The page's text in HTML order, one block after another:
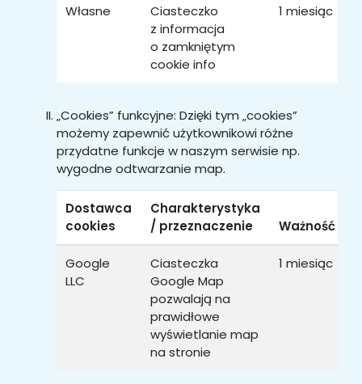
Własne
Ciasteczko
z informacja
o zamkniętym
cookie info
1 miesiąc
„Cookies” funkcyjne: Dzięki tym „cookies”
możemy zapewnić użytkownikowi różne
przydatne funkcje w naszym serwisie np.
wygodne odtwarzanie map.
Dostawca
cookies
Charakterystyka
/ przeznaczenie
Ważność
Google
LLC
Ciasteczka
Google Map
pozwalają na
prawidłowe
wyświetlanie map
na stronie
1 miesiąc